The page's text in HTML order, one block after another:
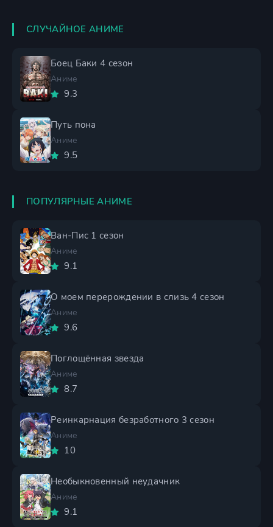
СЛУЧАЙНОЕ АНИМЕ
Боец Баки 4 сезон
Аниме
9.3
Путь пона
Аниме
9.5
ПОПУЛЯРНЫЕ АНИМЕ
Ван-Пис 1 сезон
Аниме
9.1
О моем перерождении в слизь 4 сезон
Аниме
9.6
Поглощённая звезда
Аниме
8.7
Реинкарнация безработного 3 сезон
Аниме
10
Необыкновенный неудачник
Аниме
9.1